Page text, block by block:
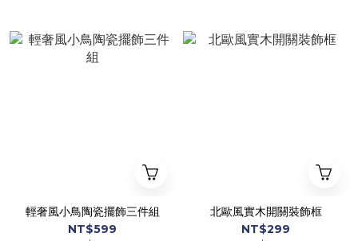
輕奢風小鳥陶瓷擺飾三件組
NT$599
北歐風實木開關裝飾框
NT$299